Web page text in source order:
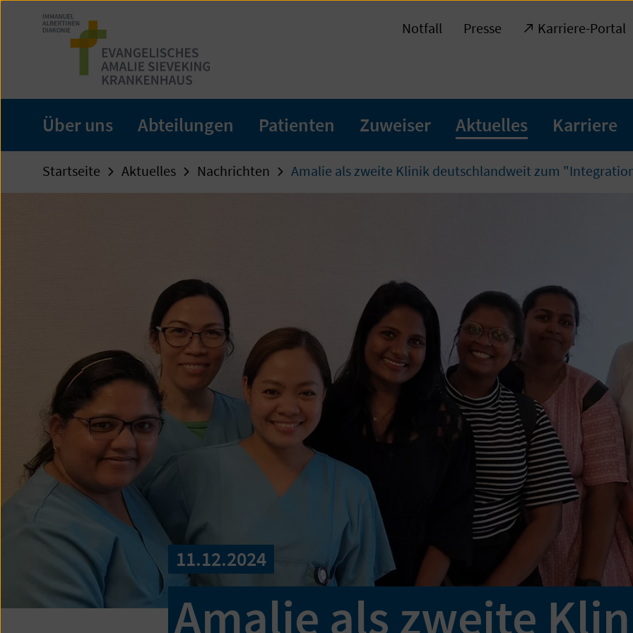
Zum
Seiteninhalt
Notfall Presse Karriere-Portal
Über uns Abteilungen Patienten Zuweiser Aktuelles Karriere
Startseite Aktuelles Nachrichten Amalie als zweite Klinik deutschlandweit zum
11.12.2024
Amalie als zweite